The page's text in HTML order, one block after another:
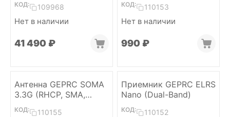
КОД: 109968
Нет в наличии
41 490 ₽
КОД: 110153
Нет в наличии
‍990‍ ₽
Антенна GEPRC SOMA
3.3G (RHCP, SMA,
170mm)
КОД: 110155
Приемник GEPRC ELRS
Nano (Dual-Band)
КОД: 110152